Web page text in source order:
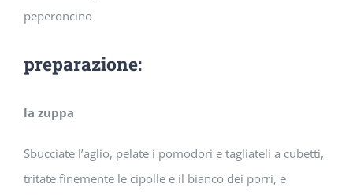
peperoncino
preparazione:
la zuppa
Sbucciate l’aglio, pelate i pomodori e tagliateli a cubetti,
tritate finemente le cipolle e il bianco dei porri, e